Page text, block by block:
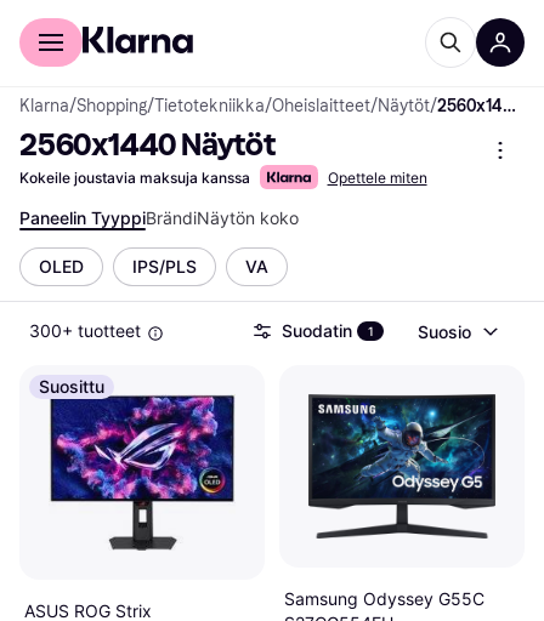
Kuluttajille
Klarna/Shopping/Tietotekniikka/Oheislaitteet/Näytöt/ 2560x1440 Näytöt
2560x1440 Näytöt
Kokeile joustavia maksuja kanssa Opettele miten
Paneelin TyyppiBrändiNäytön koko
OLED IPS/PLS VA
300+ tuotteet Suodatin 1 Suosio
Suosittu
ASUS ROG Strix
Samsung Odyssey G55C